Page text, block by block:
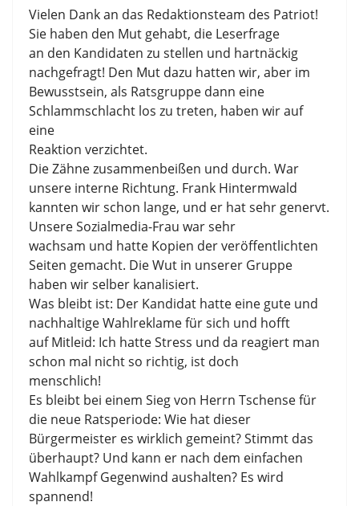
Vielen Dank an das Redaktionsteam des Patriot!
Sie haben den Mut gehabt, die Leserfrage
an den Kandidaten zu stellen und hartnäckig
nachgefragt! Den Mut dazu hatten wir, aber im
Bewusstsein, als Ratsgruppe dann eine
Schlammschlacht los zu treten, haben wir auf
eine
Reaktion verzichtet.
Die Zähne zusammenbeißen und durch. War
unsere interne Richtung. Frank Hintermwald
kannten wir schon lange, und er hat sehr genervt.
Unsere Sozialmedia-Frau war sehr
wachsam und hatte Kopien der veröffentlichten
Seiten gemacht. Die Wut in unserer Gruppe
haben wir selber kanalisiert.
Was bleibt ist: Der Kandidat hatte eine gute und
nachhaltige Wahlreklame für sich und hofft
auf Mitleid: Ich hatte Stress und da reagiert man
schon mal nicht so richtig, ist doch
menschlich!
Es bleibt bei einem Sieg von Herrn Tschense für
die neue Ratsperiode: Wie hat dieser
Bürgermeister es wirklich gemeint? Stimmt das
überhaupt? Und kann er nach dem einfachen
Wahlkampf Gegenwind aushalten? Es wird
spannend!